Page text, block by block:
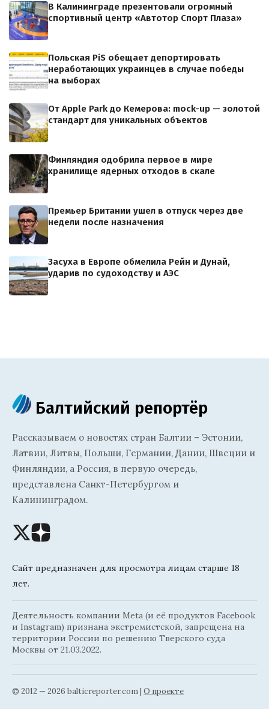
В Калининграде презентовали огромный
спортивный центр «Автотор Спорт Плаза»
Польская PiS обещает депортировать
неработающих украинцев в случае победы
на выборах
От Apple Park до Кемерова: mock-up — золотой
стандарт для уникальных объектов
Финляндия одобрила первое в мире
хранилище ядерных отходов в скале
Премьер Британии ушел в отпуск через две
недели после назначения
Засуха в Европе обмелила Рейн и Дунай,
ударив по судоходству и АЭС
Балтийский репортёр
Рассказываем о новостях стран Балтии – Эстонии,
Латвии, Литвы, Польши, Германии, Дании, Швеции и
Финляндии, а Россия, в первую очередь,
представлена Санкт-Петербургом и
Калининградом.
Сайт предназначен для просмотра лицам старше 18
лет.
Деятельность компании Meta (и её продуктов Facebook
и Instagram) признана экстремистской, запрещена на
территории России по решению Тверского суда
Москвы от 21.03.2022.
© 2012 — 2026 balticreporter.com | О проекте